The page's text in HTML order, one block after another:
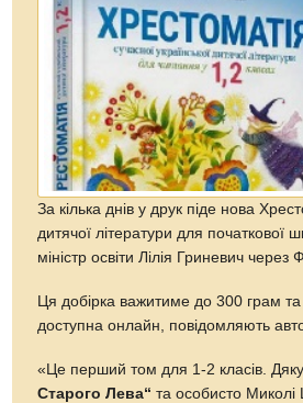
За кілька днів у друк піде нова
дитячої літератури для початкової
міністр освіти Лілія Гриневич через
Ця добірка важитиме до 300 грам
доступна онлайн, повідомляють
«Це перший том для 1-2 класів.
Старого Лева“ та особисто